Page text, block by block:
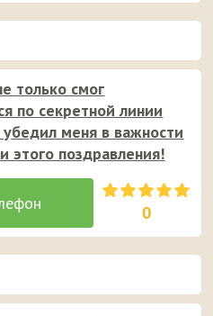
только смог
по секретной линии
убедил меня в важности
этого поздравления!
0